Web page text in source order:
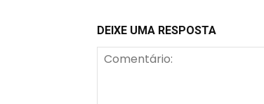
DEIXE UMA RESPOSTA